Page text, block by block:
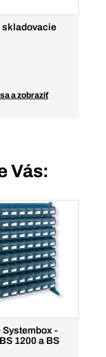
skladovacie
a zobraziť
Vás:
Systembox -
1200 a BS